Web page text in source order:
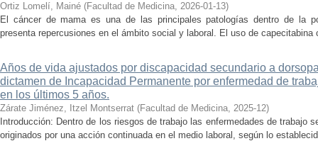
Ortiz Lomelí, Mainé (Facultad de Medicina, 2026-01-13)
El cáncer de mama es una de las principales patologías dentro de la
presenta repercusiones en el ámbito social y laboral. El uso de
Años de vida ajustados por discapacidad secundario a
dictamen de Incapacidad Permanente por enfermedad de
en los últimos 5 años.
Zárate Jiménez, Itzel Montserrat (Facultad de Medicina, 2025-12)
Introducción: Dentro de los riesgos de trabajo las enfermedades de trabajo
originados por una acción continuada en el medio laboral, según lo